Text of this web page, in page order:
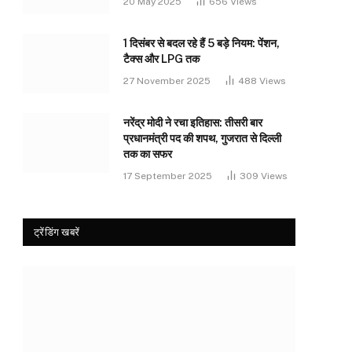
1 दिसंबर से बदल रहे हैं 5 बड़े नियम: पेंशन,
टैक्स और LPG तक
27 November 2025 488 Views
नरेंद्र मोदी ने रचा इतिहास: तीसरी बार
प्रधानमंत्री पद की शपथ, गुजरात से दिल्ली
तक का सफर
17 September 2025 309 Views
ट्रेंडिंग खबरें